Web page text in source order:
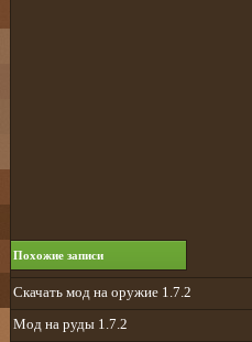
Похожие записи
Скачать мод на оружие 1.7.2
Мод на руды 1.7.2